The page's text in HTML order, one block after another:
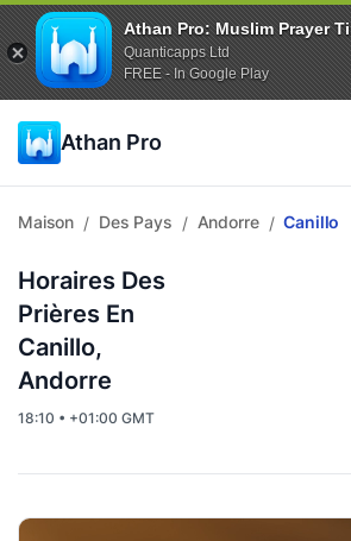
Athan Pro: Muslim Prayer
Quanticapps Ltd
FREE - In Google Play
Athan Pro
Maison / Des Pays / Andorre / Canillo
Horaires Des
Prières En
Canillo,
Andorre
18:10 • +01:00 GMT